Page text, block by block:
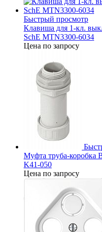
Быстрый просмотр
Клавиша для 1-кл.
SchE MTN3300-6034
Цена по запросу
Муфта труба-коробка
K41-050
Цена по запросу